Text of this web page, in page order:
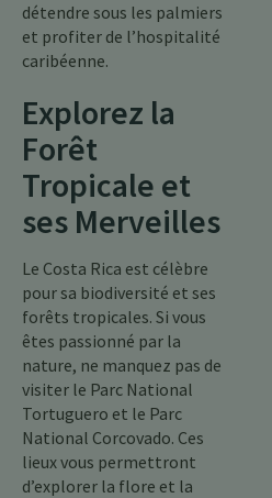
détendre sous les palmiers
et profiter de l’hospitalité
caribéenne.
Explorez la
Forêt
Tropicale et
ses Merveilles
Le Costa Rica est célèbre
pour sa biodiversité et ses
forêts tropicales. Si vous
êtes passionné par la
nature, ne manquez pas de
visiter le Parc National
Tortuguero et le Parc
National Corcovado. Ces
lieux vous permettront
d’explorer la flore et la